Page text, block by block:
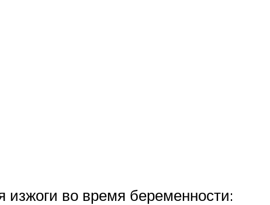
во время беременности: